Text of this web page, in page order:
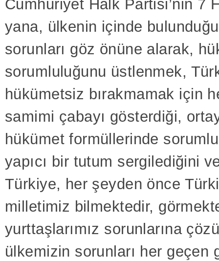
Cumhuriyet Halk Partisi’nin 7
yana, ülkenin içinde
sorunları göz önüne alarak,
sorumluluğunu üstlenmek,
hükümetsiz bırakmamak için
samimi çabayı gösterdiği,
hükümet formüllerinde
yapıcı bir tutum sergilediğini
Türkiye, her şeyden önce
milletimiz bilmektedir,
yurttaşlarımız sorunlarına
ülkemizin sorunları her geçen